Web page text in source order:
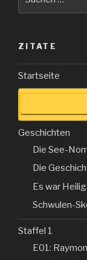
nach:
ZITATE
Startseite
Geschichten
Die See-
Die
Es war
Schwulen-
Staffel 1
E01: